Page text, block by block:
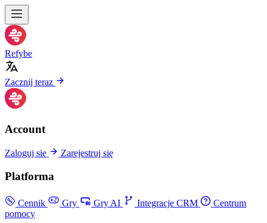
Refybe
Zacznij teraz
Account
Zaloguj się Zarejestruj się
Platforma
Cennik Gry Gry AI Integracje CRM
Centrum
pomocy